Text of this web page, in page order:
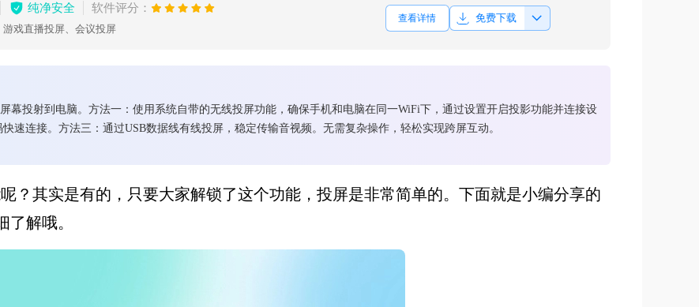
纯净安全 软件评分：
戏直播投屏、会议投屏
查看详情 免费下载
幕投射到电脑。方法一：使用系统自带的无线投屏功能，确保手机和电脑在同一WiFi下，通过设置开启投影功能并连接设
速连接。方法三：通过USB数据线有线投屏，稳定传输音视频。无需复杂操作，轻松实现跨屏互动。
？其实是有的，只要大家解锁了这个功能，投屏是非常简单的。下面就是小编分享的
解哦。